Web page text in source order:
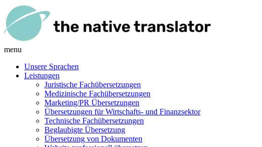
menu
Unsere Sprachen
Leistungen
Juristische Fachübersetzungen
Medizinische Fachübersetzungen
Marketing/PR Übersetzungen
Übersetzungen für Wirtschafts- und Finanzsektor
Technische Fachübersetzungen
Beglaubigte Übersetzung
Übersetzung von Dokumenten